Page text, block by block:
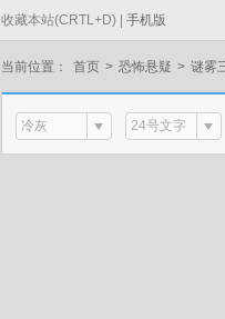
收藏本站(CRTL+D) | 手机版
当前位置： 首页 > 恐怖悬疑 > 谜雾
冷灰 24号文字